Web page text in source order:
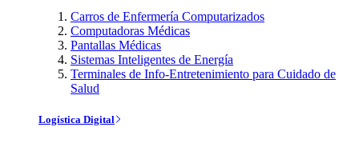
Carros de Enfermería Computarizados
Computadoras Médicas
Pantallas Médicas
Sistemas Inteligentes de Energía
Terminales de Info-Entretenimiento para Cuidado de
Salud
Logística Digital